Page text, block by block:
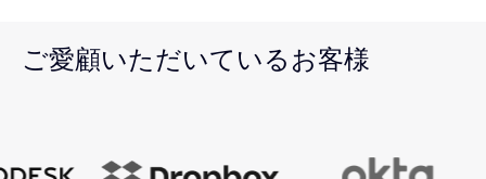
ご愛顧いただいているお客様